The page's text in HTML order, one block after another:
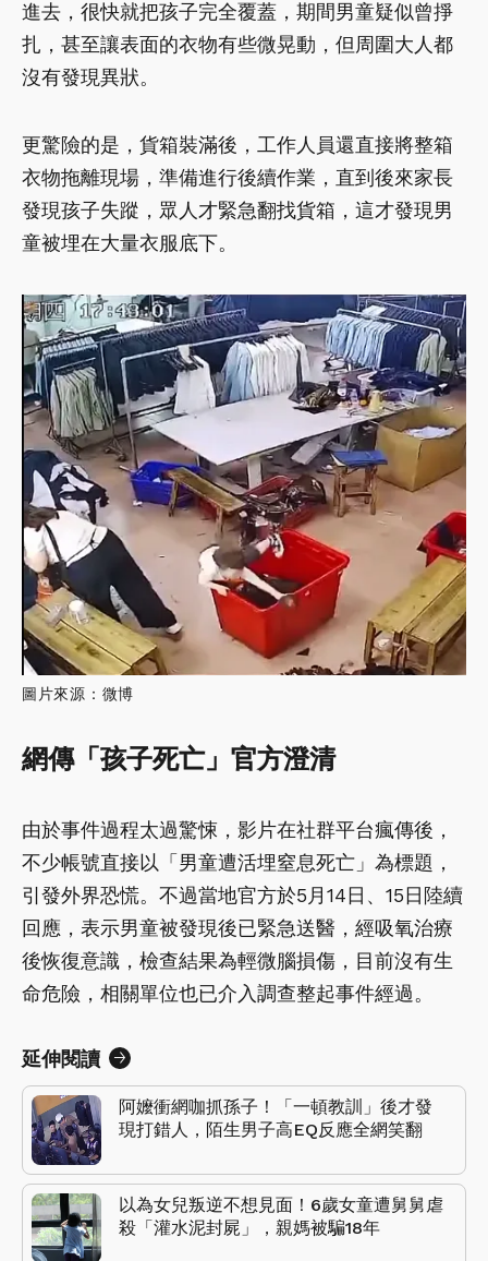
進去，很快就把孩子完全覆蓋，期間男童疑似曾掙
扎，甚至讓表面的衣物有些微晃動，但周圍大人都
沒有發現異狀。
更驚險的是，貨箱裝滿後，工作人員還直接將整箱
衣物拖離現場，準備進行後續作業，直到後來家長
發現孩子失蹤，眾人才緊急翻找貨箱，這才發現男
童被埋在大量衣服底下。
圖片來源：微博
網傳「孩子死亡」官方澄清
由於事件過程太過驚悚，影片在社群平台瘋傳後，
不少帳號直接以「男童遭活埋窒息死亡」為標題，
引發外界恐慌。不過當地官方於5月14日、15日陸續
回應，表示男童被發現後已緊急送醫，經吸氧治療
後恢復意識，檢查結果為輕微腦損傷，目前沒有生
命危險，相關單位也已介入調查整起事件經過。
延伸閱讀
阿嬤衝網咖抓孫子！「一頓教訓」後才發
現打錯人，陌生男子高EQ反應全網笑翻
以為女兒叛逆不想見面！6歲女童遭舅舅虐
殺「灌水泥封屍」，親媽被騙18年